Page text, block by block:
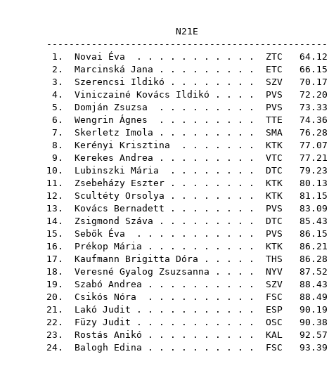
N21E
--------------------------------------------------
1. Novai Éva . . . . . . . . . . . ZTC 64.12
2. Marcinská Jana . . . . . . . . . ETC 66.15
3. Szerencsi Ildikó . . . . . . . . SZV 70.17
4. Viniczainé Kovács Ildikó . . . . PVS 72.20
5. Domján Zsuzsa . . . . . . . . . PVS 73.33
6. Wengrin Ágnes . . . . . . . . . TTE 74.36
7. Skerletz Imola . . . . . . . . . SMA 76.28
8. Kerényi Krisztina . . . . . . . KTK 77.07
9. Kerekes Andrea . . . . . . . . . VTC 77.21
10. Lubinszki Mária . . . . . . . . DTC 79.23
11. Zsebeházy Eszter . . . . . . . . KTK 80.13
12. Scultéty Orsolya . . . . . . . . KTK 81.15
13. Kovács Bernadett . . . . . . . . PVS 83.09
14. Zsigmond Száva . . . . . . . . . DTC 85.43
15. Sebők Éva . . . . . . . . . . . PVS 86.15
16. Prékop Mária . . . . . . . . . . KTK 86.21
17. Kaufmann Brigitta Dóra . . . . . THS 86.28
18. Veresné Gyalog Zsuzsanna . . . . NYV 87.52
19. Szabó Andrea . . . . . . . . . . SZV 88.43
20. Csikós Nóra . . . . . . . . . . FSC 88.49
21. Lakó Judit . . . . . . . . . . . ESP 90.19
22. Füzy Judit . . . . . . . . . . . OSC 90.38
23. Rostás Anikó . . . . . . . . . . KAL 92.57
24. Balogh Edina . . . . . . . . . . FSC 93.39